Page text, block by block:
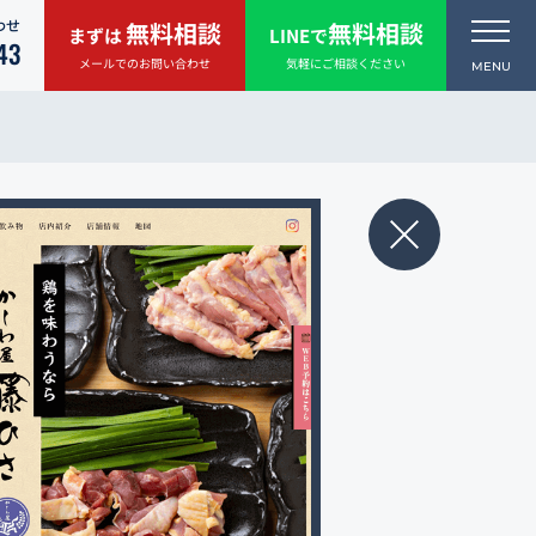
せ まずは無料相談
メールでのお問い合わせ
LINEで無料相談
気軽にご相談ください